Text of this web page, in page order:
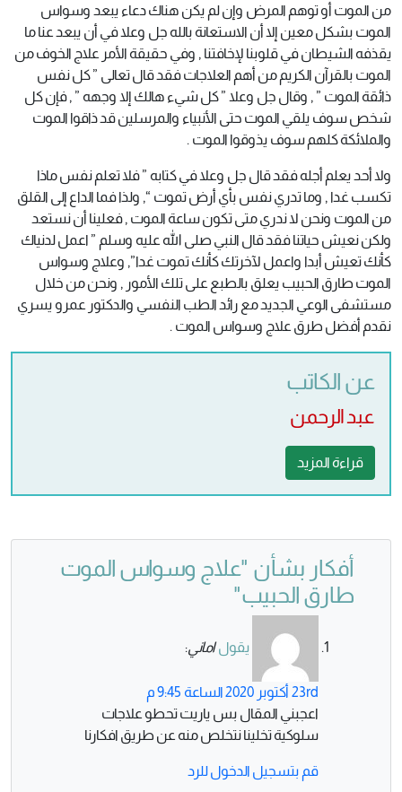
من الموت أو توهم المرض وإن لم يكن هناك دعاء يبعد وسواس
الموت بشكل معين إلا أن الاستعانة بالله جل وعلا في أن يبعد عنا ما
يقذفه الشيطان في قلوبنا لإخافتنا , وفي حقيقة الأمر علاج الخوف من
الموت بالقرآن الكريم من أهم العلاجات فقد قال تعالى ” كل نفس
ذائقة الموت ” , وقال جل وعلا ” كل شيء هالك إلا وجهه ” , فإن كل
شخص سوف يلقي الموت حتى الأنبياء والمرسلين قد ذاقوا الموت
والملائكة كلهم سوف يذوقوا الموت .
ولا أحد يعلم أجله فقد قال جل وعلا في كتابه ” فلا تعلم نفس ماذا
تكسب غدا , وما تدري نفس بأي أرض تموت “, ولذا فما الداع إلى القلق
من الموت ونحن لا ندري متى تكون ساعة الموت , فعلينا أن نستعد
ولكن نعيش حياتنا فقد قال النبي صلى الله عليه وسلم ” اعمل لدنياك
كأنك تعيش أبدا واعمل لآخرتك كأنك تموت غدا”, وعلاج وسواس
الموت طارق الحبيب يعلق بالطبع على تلك الأمور , ونحن من خلال
مستشفى الوعي الجديد مع رائد الطب النفسي والدكتور عمرو يسري
نقدم أفضل طرق علاج وسواس الموت .
عن الكاتب
عبد الرحمن
قراءة المزيد
أفكار بشأن "علاج وسواس الموت
طارق الحبيب"
يقول اماني:
23rd أكتوبر 2020 الساعة 9:45 م
اعجبني المقال بس ياريت تحطو علاجات
سلوكية تخلينا نتخلص منه عن طريق افكارنا
قم بتسجيل الدخول للرد